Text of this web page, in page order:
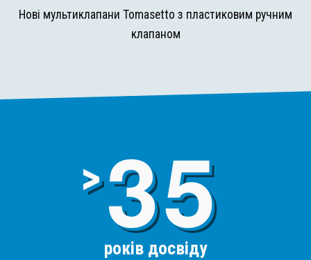
Нові мультиклапани Tomasetto з пластиковим ручним
клапаном
>3
років досвіду